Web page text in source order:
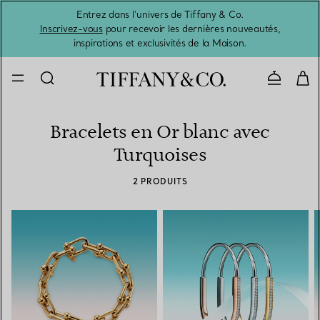
Entrez dans l’univers de Tiffany & Co.
Inscrivez-vouspour recevoir les dernières nouveautés,
inspirations et exclusivités de la Maison.
Bracelets en Or blanc avec
Turquoises
2 PRODUITS